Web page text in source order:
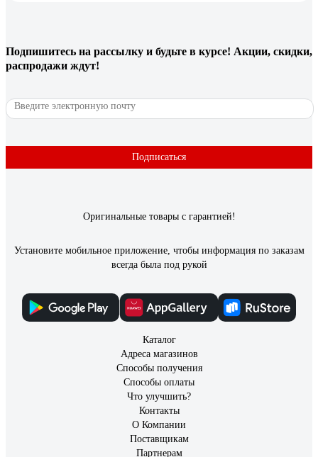
14 отзывов
7100011144
Быстро есть металл. Медленно изнашивается.
Подпишитесь на рассылку и будьте в курсе! Акции, скидки,
распродажи ждут!
Подписаться
Оригинальные товары с гарантией!
Установите мобильное приложение, чтобы информация по заказам
всегда была под рукой
Каталог
Адреса магазинов
Способы получения
Способы оплаты
Что улучшить?
Контакты
О Компании
Поставщикам
Партнерам